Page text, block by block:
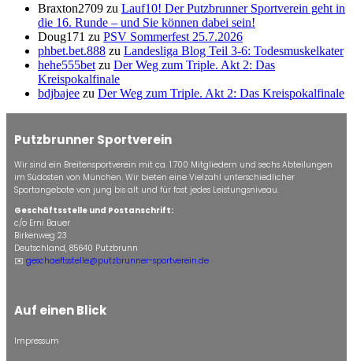
Braxton2709 zu Lauf10! Der Putzbrunner Sportverein geht in
die 16. Runde – und Sie können dabei sein!
Doug171 zu PSV Sommerfest 25.7.2026
phbet.bet.888 zu Landesliga Blog Teil 3-6: Todesmuskelkater
hehe555bet zu Der Weg zum Triple. Akt 2: Das
Kreispokalfinale
bdjbajee zu Der Weg zum Triple. Akt 2: Das Kreispokalfinale
Putzbrunner Sportverein
Wir sind ein Breitensportverein mit ca. 1.700 Mitgliedern und sechs Abteilungen
im Südosten von München. Wir bieten eine Vielzahl unterschiedlicher
Sportangebote von jung bis alt und für fast jedes Leistungsniveau.
Geschäftsstelle und Postanschrift:
c/o Erni Bauer
Birkenweg 23
Deutschland, 85640 Putzbrunn
✉️ geschaeftsstelle@putzbrunner-sportverein.de
Auf einen Blick
Impressum